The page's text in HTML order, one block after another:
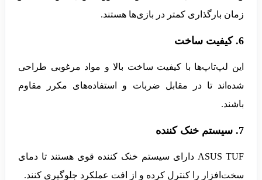
زمان بارگذاری کمتر در بازی‌ها هستند.
6. کیفیت ساخت
این لپ‌تاپ‌ها با کیفیت ساخت بالا و مواد مرغوبی طراحی
شده‌اند تا در مقابل ضربات و استفاده‌های مکرر مقاوم
باشند.
7. سیستم خنک کننده
ASUS TUF دارای سیستم خنک کننده قوی هستند تا دمای
سخت‌افزار را کنترل کرده و از افت عملکرد جلوگیری کنند.